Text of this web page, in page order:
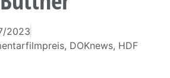
2023
, DOKnews, HDF